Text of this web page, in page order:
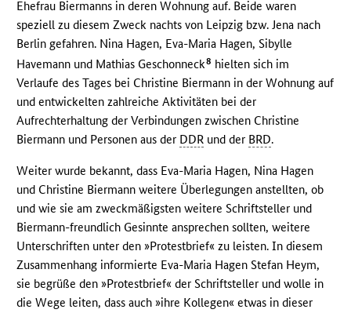
Ehefrau Biermanns in deren Wohnung auf. Beide waren
speziell zu diesem Zweck nachts von Leipzig bzw. Jena nach
Berlin gefahren. Nina Hagen, Eva-Maria Hagen, Sibylle
Havemann und Mathias Geschonneck8 hielten sich im
Verlaufe des Tages bei Christine Biermann in der Wohnung auf
und entwickelten zahlreiche Aktivitäten bei der
Aufrechterhaltung der Verbindungen zwischen Christine
Biermann und Personen aus der DDR und der BRD.
Weiter wurde bekannt, dass Eva-Maria Hagen, Nina Hagen
und Christine Biermann weitere Überlegungen anstellten, ob
und wie sie am zweckmäßigsten weitere Schriftsteller und
Biermann-freundlich Gesinnte ansprechen sollten, weitere
Unterschriften unter den »Protestbrief« zu leisten. In diesem
Zusammenhang informierte Eva-Maria Hagen Stefan Heym,
sie begrüße den »Protestbrief« der Schriftsteller und wolle in
die Wege leiten, dass auch »ihre Kollegen« etwas in dieser